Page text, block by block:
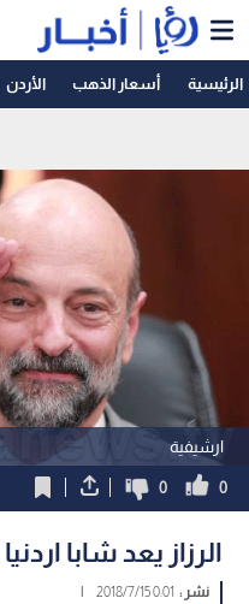
الرئيسية أسعار الذهب الأردن
ارشيفية
0
0
الرزاز يعد شابا
نشر : 0:01 2018/7/15
|